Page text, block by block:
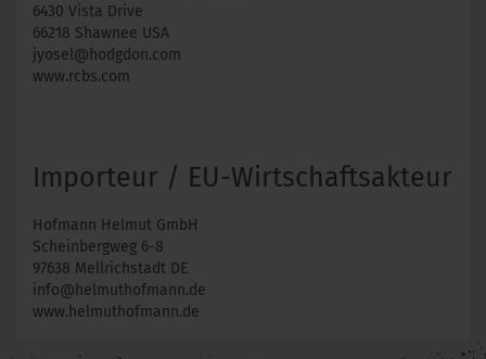
6430 Vista Drive
66218 Shawnee USA
jyosel@hodgdon.com
www.rcbs.com
Importeur / EU-Wirtschaftsakteur
Hofmann Helmut GmbH
Scheinbergweg 6-8
97638 Mellrichstadt DE
info@helmuthofmann.de
www.helmuthofmann.de